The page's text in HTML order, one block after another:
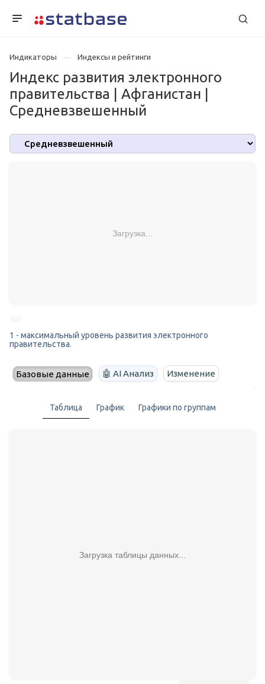
Индикаторы Индексы и рейтинги
Индекс развития электронного
правительства | Афганистан |
Средневзвешенный
Загрузка...
1 - максимальный уровень развития электронного
правительства.
Базовые данные 🤖 AI Анализ Изменение
Таблица График Графики по группам
Загрузка таблицы данных...